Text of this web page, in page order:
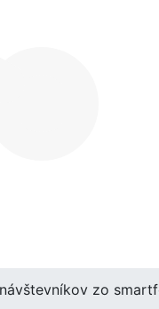
zo